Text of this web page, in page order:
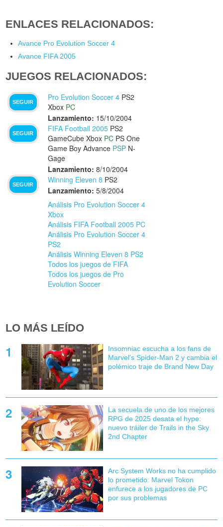
ENLACES RELACIONADOS:
Avance Pro Evolution Soccer 4
Avance FIFA 2005
JUEGOS RELACIONADOS:
SEGUIR
Pro Evolution Soccer 4 PS2
Xbox PC
Lanzamiento: 15/10/2004
SEGUIR
FIFA Football 2005 PS2
GameCube Xbox PC PS One
Game Boy Advance PSP N-
Gage
Lanzamiento: 8/10/2004
SEGUIR
Winning Eleven 8 PS2
Lanzamiento: 5/8/2004
Análisis Pro Evolution Soccer 4
Xbox
Análisis FIFA Football 2005 PC
Análisis Pro Evolution Soccer 4
PS2
Análisis Winning Eleven 8 PS2
Todos los juegos de FIFA
Todos los juegos de Pro
Evolution Soccer
LO MÁS LEÍDO
Insomniac escucha a los fans de
Marvel's Spider-Man 2 y cambia el
polémico traje de Brand New Day
La secuela de uno de los mejores
RPG de 2025 desata el hype:
nuevo tráiler de Trails in the Sky
2nd Chapter
Arc System Works no ha cumplido
lo prometido: Marvel Tokon
enfurece a los jugadores de PC
por sus problemas